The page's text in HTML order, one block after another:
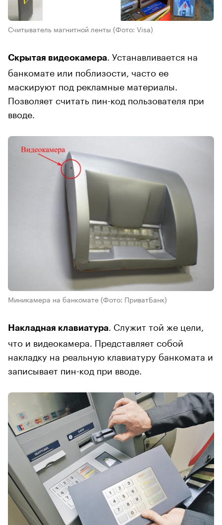
Считыватель магнитной ленты (Фото: Visa)
Скрытая видеокамера . Устанавливается на
банкомате или поблизости, часто ее
маскируют под рекламные материалы.
Позволяет считать пин-код пользователя при
вводе.
Миникамера на банкомате (Фото: ПриватБанк)
Накладная клавиатура
. Служит той же цели,
что и видеокамера. Представляет собой
накладку на реальную клавиатуру банкомата и
записывает пин-код при вводе.